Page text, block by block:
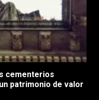
cementerios
patrimonio de valor